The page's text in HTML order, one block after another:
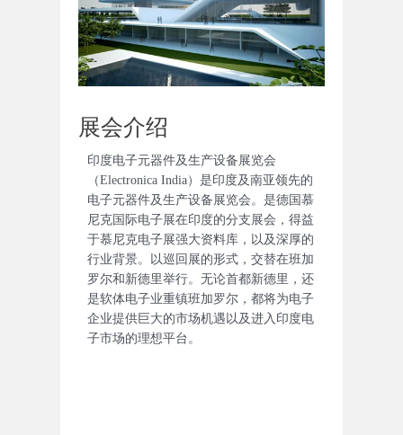
展会介绍
印度电子元器件及生产设备展览会
（Electronica India）是印度及南亚领先的
电子元器件及生产设备展览会。是德国慕
尼克国际电子展在印度的分支展会，得益
于慕尼克电子展强大资料库，以及深厚的
行业背景。以巡回展的形式，交替在班加
罗尔和新德里举行。无论首都新德里，还
是软体电子业重镇班加罗尔，都将为电子
企业提供巨大的市场机遇以及进入印度电
子市场的理想平台。